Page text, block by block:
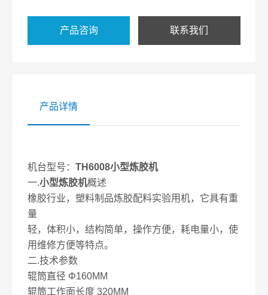
产品咨询 联系我们
产品详情
机台型号：TH6008小型炼胶机
一.小型炼胶机概述
橡胶行业，塑料制品炼胶配料实验用机，它具有重
量
轻，体积小，结构简单，操作方便，耗电量小，使
用维修方便等特点。
二.技术参数
辊筒直径 Φ160MM
辊筒工作面长度 320MM